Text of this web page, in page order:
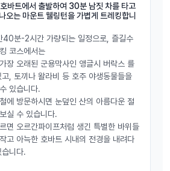
바트에서 출발하여 30분 남짓 차를 타고
오는 마운트 웰링턴을 가볍게 트레킹합니
40분-2시간 가량되는 일정으로, 즐길수
코스에서는
장 오래된 군용막사인 앵글시 버락스 를
고, 토끼나 왈라비 등 호주 야생동물들을
있습니다.
에 방문하시면 눈덮인 산의 아름다운 절
실 수 있습니다.
면 오르간파이프처럼 생긴 특별한 바위들
고 아늑한 호바트 시내의 전경을 내려다
니다.